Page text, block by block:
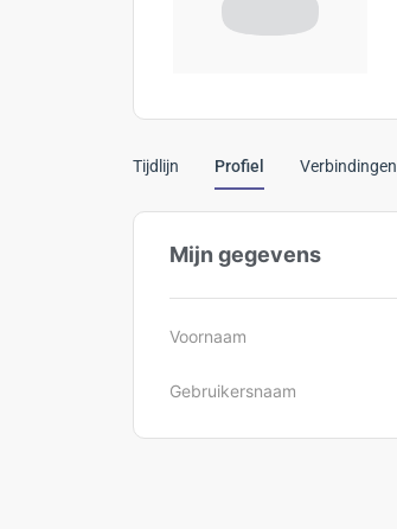
Tijdlijn Profiel Verbindingen
Mijn gegevens
Voornaam
Gebruikersnaam